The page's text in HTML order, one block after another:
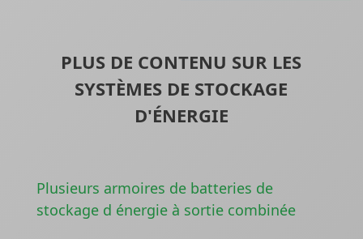
PLUS DE CONTENU SUR LES
SYSTÈMES DE STOCKAGE
D'ÉNERGIE
Plusieurs armoires de batteries de
stockage d énergie à sortie combinée